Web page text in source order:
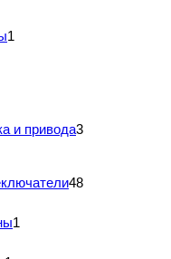
1
и привода3
48
1